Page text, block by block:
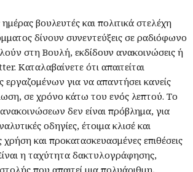
βουλευτές και πολιτικά στελέχη
δίνουν συνεντεύξεις σε ραδιόφωνο
στη Βουλή, εκδίδουν ανακοινώσεις ή
Καταλαβαίνετε ότι απαιτείται
εργαζομένων για να απαντήσει κανείς
σε χρόνο κάτω του ενός λεπτού. Το
δεν είναι πρόβλημα, για
οδηγίες, έτοιμα κλισέ και
και προκατασκευασμένες επιθέσεις
η ταχύτητα δακτυλογράφησης,
που απαιτεί μια πολυάριθμη,